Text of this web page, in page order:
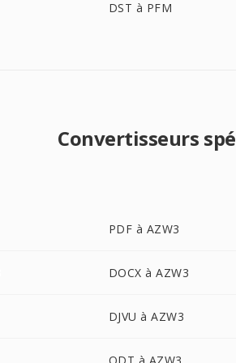
DST à PFM
Convertisseurs
PDF à AZW3
DOCX à AZW3
DJVU à AZW3